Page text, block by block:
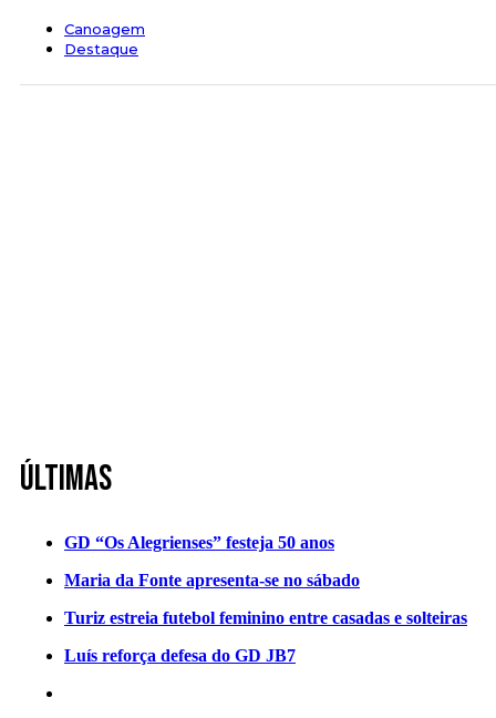
Canoagem
Destaque
Últimas
GD “Os Alegrienses” festeja 50 anos
Maria da Fonte apresenta-se no sábado
Turiz estreia futebol feminino entre casadas e solteiras
Luís reforça defesa do GD JB7